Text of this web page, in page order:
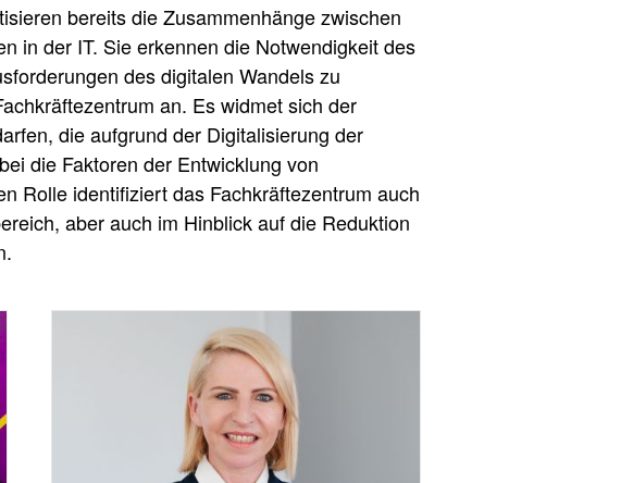
bereits die Zusammenhänge zwischen
in der IT. Sie erkennen die Notwendigkeit des
des digitalen Wandels zu
an. Es widmet sich der
die aufgrund der Digitalisierung der
die Faktoren der Entwicklung von
Rolle identifiziert das Fachkräftezentrum auch
aber auch im Hinblick auf die Reduktion